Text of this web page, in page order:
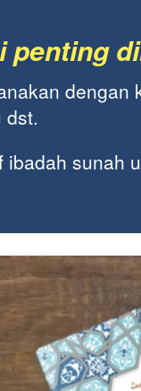
penting
dst.
sunah